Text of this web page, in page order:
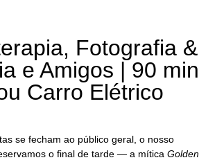
Fotografia &
e Amigos | 90 min
Carro Elétrico
se fecham ao público geral, o nosso
o final de tarde — a mítica Golden